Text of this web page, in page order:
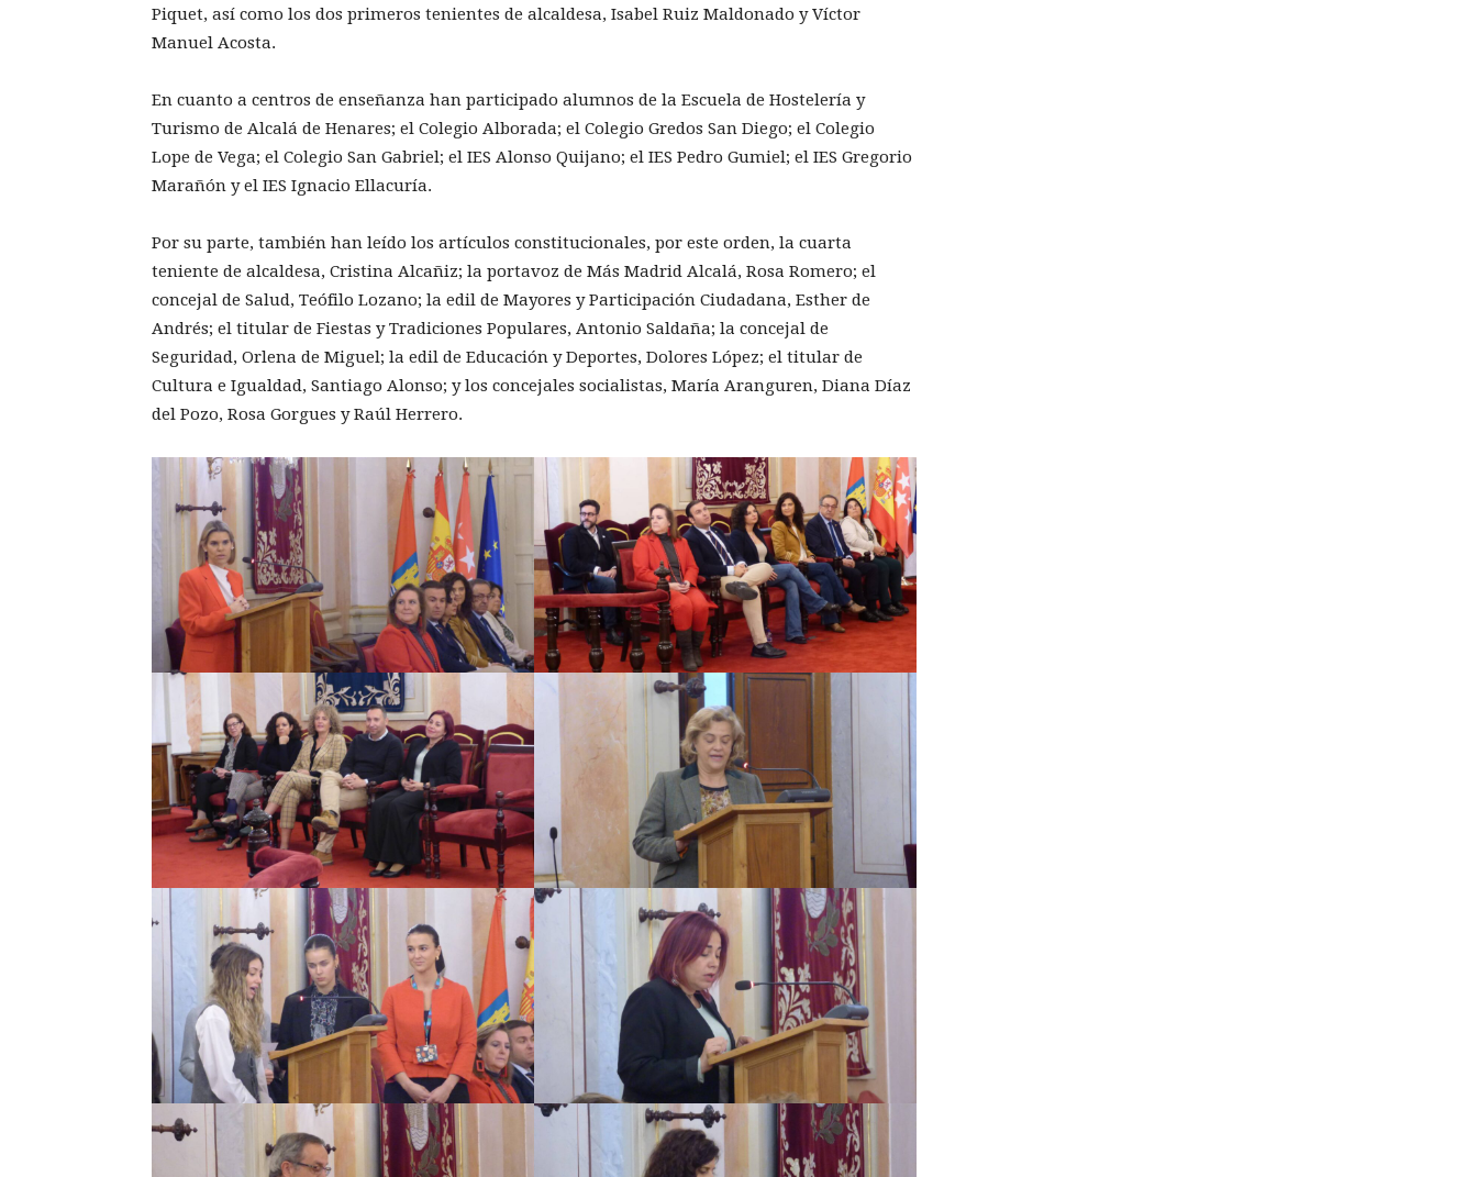
Piquet, así como los dos primeros tenientes de alcaldesa, Isabel Ruiz Maldonado y Víctor
Manuel Acosta.
En cuanto a centros de enseñanza han participado alumnos de la Escuela de Hostelería y
Turismo de Alcalá de Henares; el Colegio Alborada; el Colegio Gredos San Diego; el Colegio
Lope de Vega; el Colegio San Gabriel; el IES Alonso Quijano; el IES Pedro Gumiel; el IES Gregorio
Marañón y el IES Ignacio Ellacuría.
Por su parte, también han leído los artículos constitucionales, por este orden, la cuarta
teniente de alcaldesa, Cristina Alcañiz; la portavoz de Más Madrid Alcalá, Rosa Romero; el
concejal de Salud, Teófilo Lozano; la edil de Mayores y Participación Ciudadana, Esther de
Andrés; el titular de Fiestas y Tradiciones Populares, Antonio Saldaña; la concejal de
Seguridad, Orlena de Miguel; la edil de Educación y Deportes, Dolores López; el titular de
Cultura e Igualdad, Santiago Alonso; y los concejales socialistas, María Aranguren, Diana Díaz
del Pozo, Rosa Gorgues y Raúl Herrero.